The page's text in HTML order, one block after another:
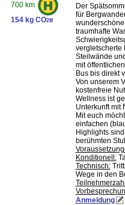
700 km
154 kg CO2e
Der
für
traumhafte
vergletscherte
Steilwände
mit
Bus bis direkt
Von unserem
kostenfreie
Wellness ist
Unterkunft mit
Mit euch
einfachen
Highlights
berühmten
Konditionell:
Technisch:
Wege in den
Anmeldung